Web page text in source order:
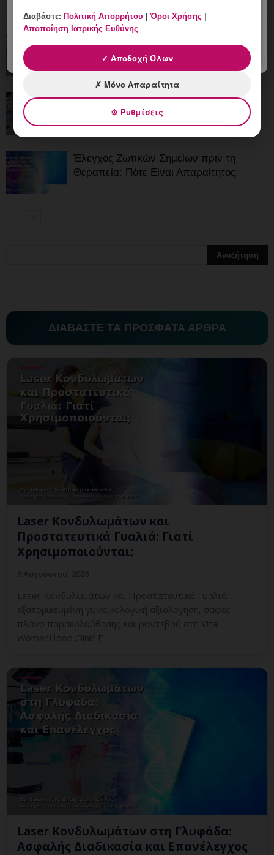
Γυαλιά: Γιατί Χρησιμοποιούνται;
Laser Κονδυλωμάτων στη Γλυφάδα:
Ασφαλής Διαδικασία και Επανέλεγχος
Έλεγχος Ζωτικών Σημείων πριν τη
Θεραπεία: Πότε Είναι Απαραίτητος;
ΔΙΑΒΑΣΤΕ ΤΑ ΠΡΟΣΦΑΤΑ ΑΡΘΡΑ
Laser Κονδυλωμάτων και
Προστατευτικά Γυαλιά: Γιατί
Χρησιμοποιούνται;
Laser Κονδυλωμάτων και Προστατευτικά Γυαλιά:
εξατομικευμένη γυναικολογική αξιολόγηση, σαφές
πλάνο παρακολούθησης και ραντεβού στη Vital
WomanHood Clinic Γ
Laser Κονδυλωμάτων στη Γλυφάδα:
Ασφαλής Διαδικασία και Επανέλεγχος
Διαβάστε:Πολιτική Απορρήτου |Όροι Χρήσης |
Αποποίηση Ιατρικής Ευθύνης
✓ Αποδοχή Όλων
✗ Μόνο Απαραίτητα
⚙ Ρυθμίσεις